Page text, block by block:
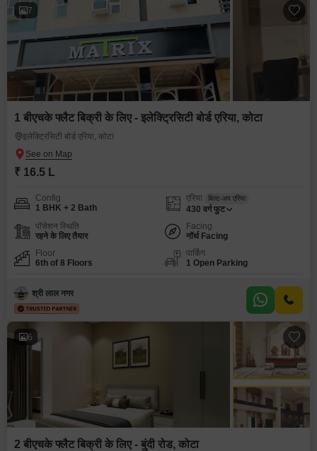
7
1 बीएचके फ्लैट बिक्री के लिए - इलेक्ट्रिसिटी बोर्ड एरिया, कोटा
इलेक्ट्रिसिटी बोर्ड एरिया, कोटा
₹ 16.5 L
Config
1 BHK + 2 Bath
एरिया बिल्ट-अप एरिया
430 वर्ग फुट
पॉसेशन स्थिति
रहने के लिए तैयार
Facing
नॉर्थ Facing
Floor
6th of 8 Floors
पार्किंग
1 Open Parking
श्री लाल नगर
6
2 बीएचके फ्लैट बिक्री के लिए - बुंदी रोड, कोटा